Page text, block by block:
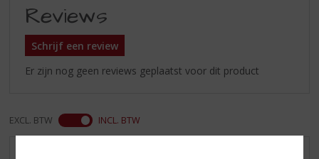
Reviews
Schrijf een review
Er zijn nog geen reviews geplaatst voor dit product
EXCL. BTW INCL. BTW